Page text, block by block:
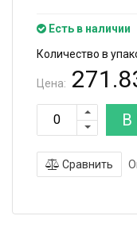
Есть в наличии
Количество в
Цена:
Сравнить